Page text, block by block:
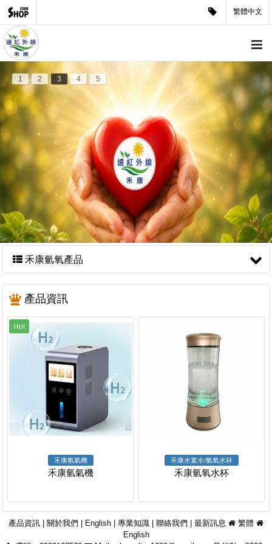
繁體中文
1 2 3 4 5
禾康氫氧產品
產品資訊
Hot
禾康氫氣機
禾康氫氣機
禾康水素水/氫氧水杯
禾康氫氧水杯
產品資訊 關於我們 English 專業知識 聯絡我們 最新訊息
繁體
English